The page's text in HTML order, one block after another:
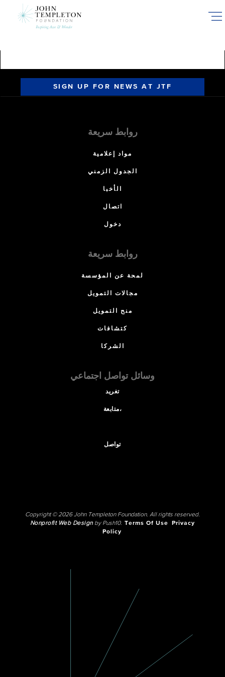
SIGN UP FOR NEWS AT JTF
روابط سريعة
مواد إعلامية
الجدول الزمني
الأخبا
اتصال
دخول
روابط سريعة
لمحة عن المؤسسة
مجالات التمويل
منح التمويل
كتشافات
الشركا
وسائل تواصل اجتماعي
تغريد
متابعة،
تواصل
Copyright © 2026 John Templeton Foundation. All rights reserved.
Nonprofit Web Designby Push10. Terms Of Use
Privacy
Policy